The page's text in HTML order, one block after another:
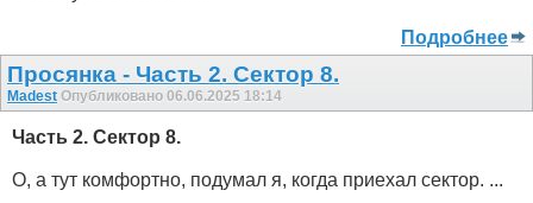
Подробнее
Просянка - Часть 2. Сектор 8.
Madest Опубликовано 06.06.2025 18:14
Часть 2. Сектор 8.
О, а тут комфортно, подумал я, когда приехал сектор. ...